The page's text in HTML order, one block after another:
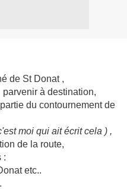
de St Donat ,
à destination,
du contournement de
moi qui ait écrit cela ) ,
de la route,
:
etc..